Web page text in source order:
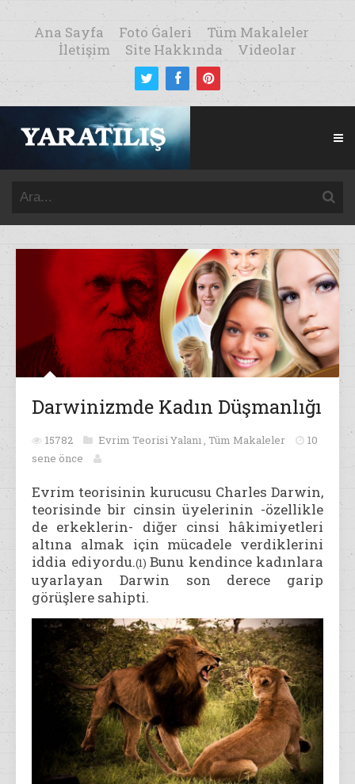
Ana Sayfa Foto Galeri
Tüm Makaleler
İletişim
Site Hakkında Videolar
Darwinizmde Kadın Düşmanlığı
15782 Evrim Teorisi Yalanı , Tüm Makaleler
10
sene önce
Evrim teorisinin kurucusu Charles Darwin,
teorisinde bir cinsin üyelerinin -özellikle
de erkeklerin- diğer cinsi hâkimiyetleri
altına almak için mücadele verdiklerini
iddia ediyordu.(1) Bunu kendince kadınlara
uyarlayan Darwin son derece garip
görüşlere sahipti.